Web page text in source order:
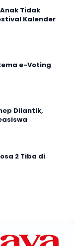
Tidak
Kalender
e-Voting
Dilantik,
2 Tiba di